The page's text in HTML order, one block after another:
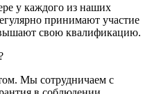
у каждого из наших
принимают участие
свою квалификацию.
Мы сотрудничаем с